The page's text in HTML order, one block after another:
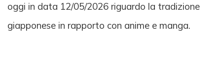
oggi in data 12/05/2026 riguardo la tradizione
giapponese in rapporto con anime e manga.